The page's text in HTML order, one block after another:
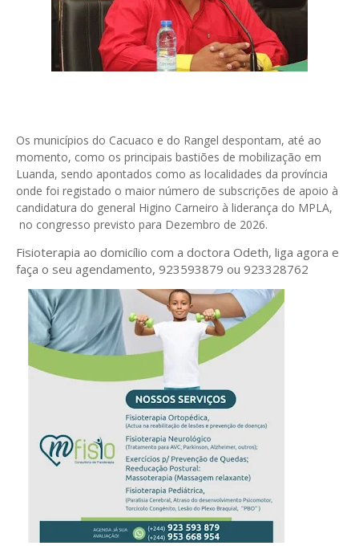
Os municípios do Cacuaco e do Rangel despontam, até ao
momento, como os principais bastiões de mobilização em
Luanda, sendo apontados como as localidades da província
onde foi registado o maior número de subscrições de apoio à
candidatura do general Higino Carneiro à liderança do MPLA,
no congresso previsto para Dezembro de 2026.
Fisioterapia ao domicílio com a doctora Odeth, liga agora e
faça o seu agendamento, 923593879 ou 923328762